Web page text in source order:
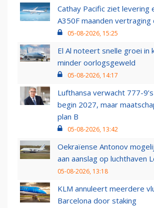
Cathay Pacific ziet levering
A350F maanden vertraging
05-08-2026, 15:25
El Al noteert snelle groei in
minder oorlogsgeweld
05-08-2026, 14:17
Lufthansa verwacht 777-
begin 2027, maar
plan B
05-08-2026, 13:42
Oekraïense Antonov
aan aanslag op luchthaven
05-08-2026, 13:18
KLM annuleert meerdere
Barcelona door staking